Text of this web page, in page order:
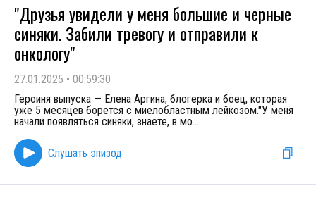
"Друзья увидели у меня большие и черные
синяки. Забили тревогу и отправили к
онкологу"
27.01.2025 • 00:59:30
Героиня выпуска — Елена Аргина, блогерка и боец, которая
уже 5 месяцев борется с миелобластным лейкозом."У меня
начали появляться синяки, знаете, в мо...
Слушать эпизод